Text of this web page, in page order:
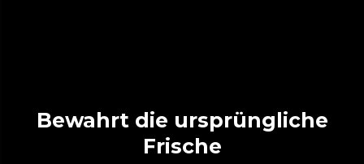
Bewahrt die ursprüngliche
Frische